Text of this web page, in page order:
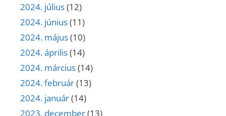
2024. július(12)
2024. június(11)
2024. május(10)
2024. április(14)
2024. március(14)
2024. február(13)
2024. január(14)
2023. december(13)